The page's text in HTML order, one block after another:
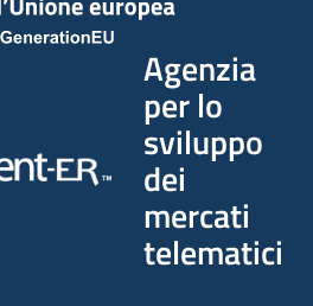
Agenzia
per lo
sviluppo
dei
mercati
telematici